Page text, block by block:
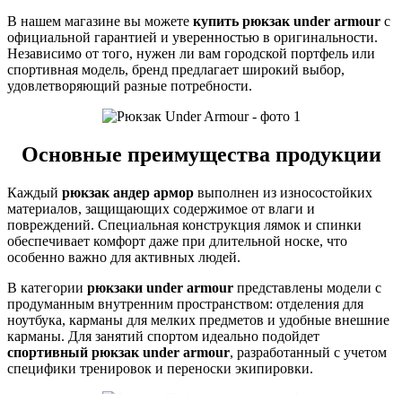
В нашем магазине вы можете купить рюкзак under armour с
официальной гарантией и уверенностью в оригинальности.
Независимо от того, нужен ли вам городской портфель или
спортивная модель, бренд предлагает широкий выбор,
удовлетворяющий разные потребности.
Основные преимущества продукции
Каждый рюкзак андер армор выполнен из износостойких
материалов, защищающих содержимое от влаги и
повреждений. Специальная конструкция лямок и спинки
обеспечивает комфорт даже при длительной носке, что
особенно важно для активных людей.
В категории рюкзаки under armour представлены модели с
продуманным внутренним пространством: отделения для
ноутбука, карманы для мелких предметов и удобные внешние
карманы. Для занятий спортом идеально подойдет
спортивный рюкзак under armour, разработанный с учетом
специфики тренировок и переноски экипировки.